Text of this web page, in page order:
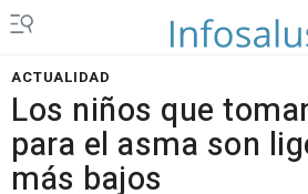
ACTUALIDAD
Los niños que
para el asma son
más bajos